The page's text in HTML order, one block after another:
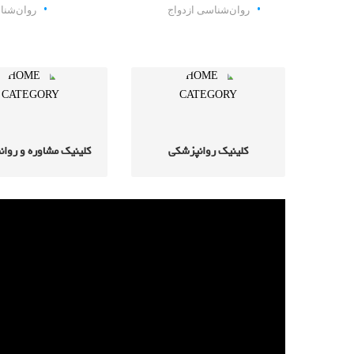
روان‌شناسی ازدواج
کلینیک روانپزشکی کلینیک مشاوره و